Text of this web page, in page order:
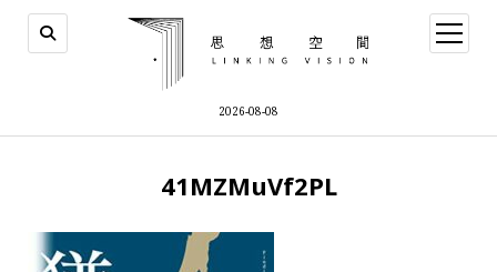
2026-08-08
open
menu
41MZMuVf2PL